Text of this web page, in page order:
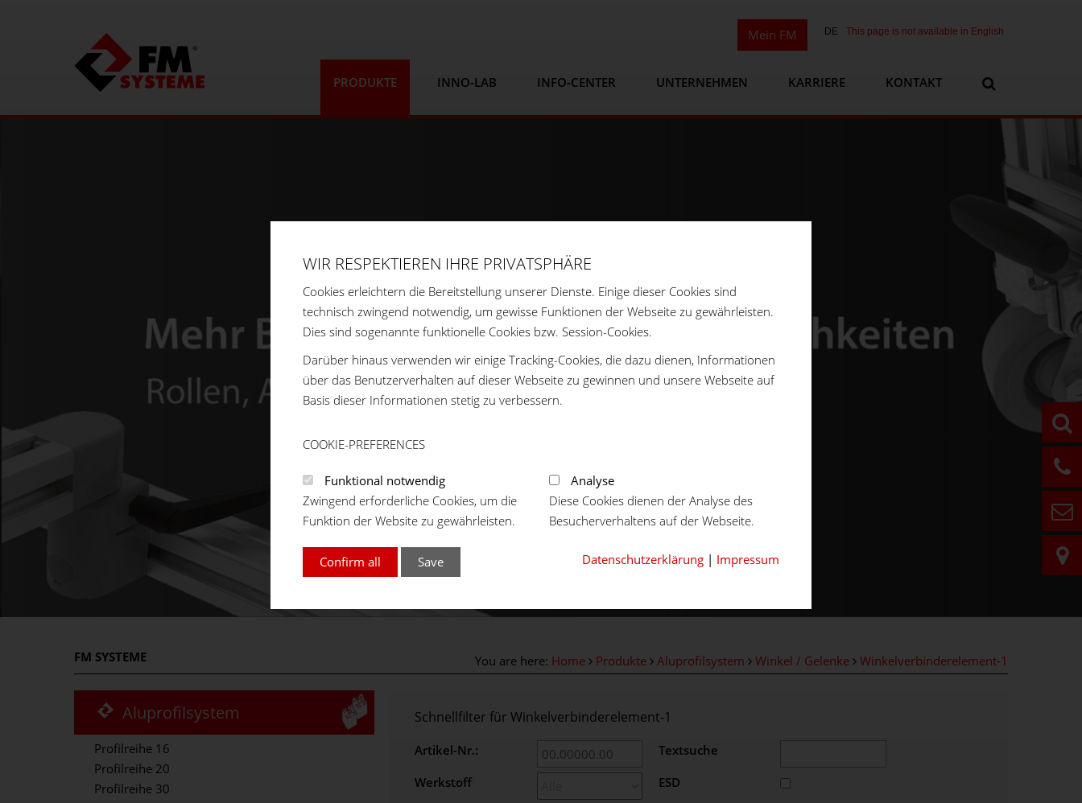
DE This page is not available in English
Mein FM
PRODUKTE INNO-LAB INFO-CENTER UNTERNEHMEN KARRIERE KONTAKT
FM SYSTEME You are here: Home Produkte Aluprofilsystem Winkel / Gelenke Winkelverbinderelement-1
Aluprofilsystem
Profilreihe 16
Profilreihe 20
Profilreihe 30
Schnellfilter für Winkelverbinderelement-1
Artikel-Nr.:
Textsuche
Werkstoff
ESD
WIR RESPEKTIEREN IHRE PRIVATSPHÄRE
Cookies erleichtern die Bereitstellung unserer Dienste. Einige dieser Cookies sind
technisch zwingend notwendig, um gewisse Funktionen der Webseite zu gewährleisten.
Dies sind sogenannte funktionelle Cookies bzw. Session-Cookies.
Darüber hinaus verwenden wir einige Tracking-Cookies, die dazu dienen, Informationen
über das Benutzerverhalten auf dieser Webseite zu gewinnen und unsere Webseite auf
Basis dieser Informationen stetig zu verbessern.
COOKIE-PREFERENCES
Funktional notwendig
Zwingend erforderliche Cookies, um die
Funktion der Website zu gewährleisten.
Analyse
Diese Cookies dienen der Analyse des
Besucherverhaltens auf der Webseite.
Confirm all Save Datenschutzerklärung | Impressum